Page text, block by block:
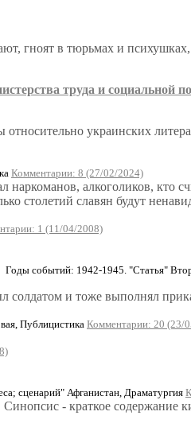
гноят в тюрьмах и
труда и социальной
украинских
Комментарии: 8 (27/02/2024)
наркоманов, алкоголиков, кто
столетий славян будут
1 (11/04/2008)
Годы событий: 1942-1945. "Статья"
солдатом и тоже выполнял
Публицистика Комментарии: 20 (23/
сценарий" Афганистан, Драматургия
- краткое содержание